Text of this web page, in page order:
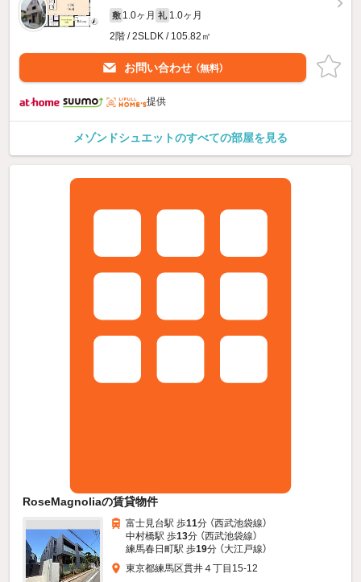
敷 1.0ヶ月 礼 1.0ヶ月
2階 / 2SLDK / 105.82㎡
お問い合わせ （無料）
提供
メゾンドシュエットのすべての部屋を見る
RoseMagnoliaの賃貸物件
富士見台駅 歩11分 （西武池袋線）
中村橋駅 歩13分 （西武池袋線）
練馬春日町駅 歩19分 （大江戸線）
東京都練馬区貫井４丁目15-12